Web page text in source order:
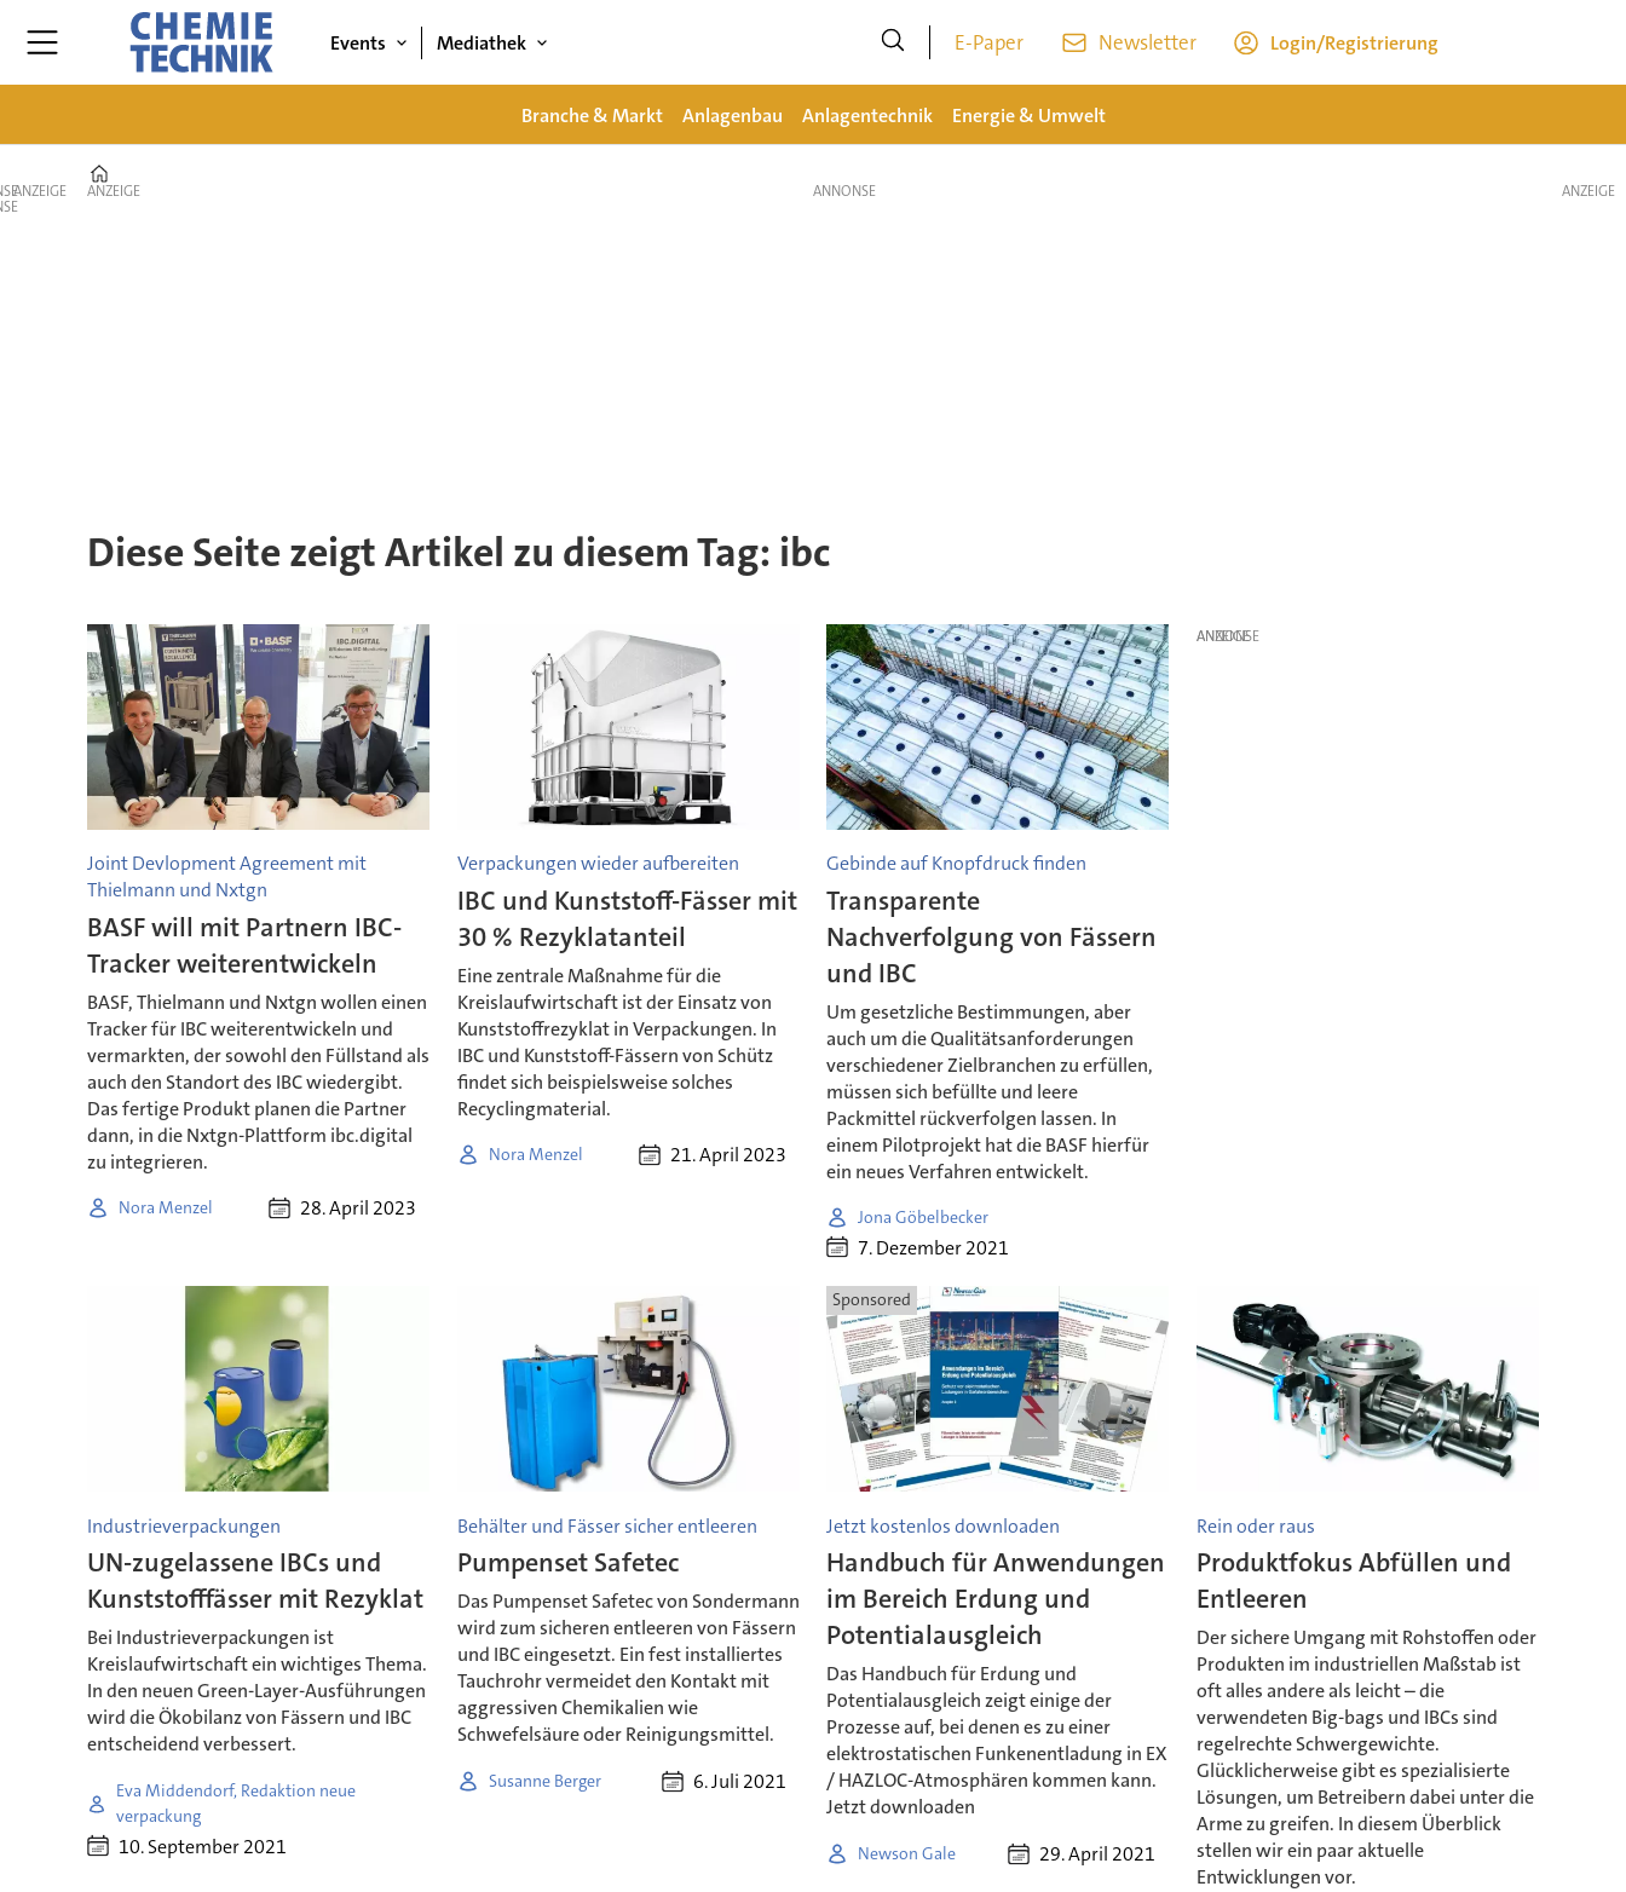
Events Mediathek E-Paper Newsletter Login/Registrierung
Branche & Markt Anlagenbau Anlagentechnik Energie & Umwelt
ANZEIGE ANZEIGE
Diese Seite zeigt Artikel zu diesem Tag: ibc
Joint Devlopment Agreement mit
Thielmann und Nxtgn
BASF will mit Partnern IBC-
Tracker weiterentwickeln
BASF, Thielmann und Nxtgn wollen einen
Tracker für IBC weiterentwickeln und
vermarkten, der sowohl den Füllstand als
auch den Standort des IBC wiedergibt.
Das fertige Produkt planen die Partner
dann, in die Nxtgn-Plattform ibc.digital
zu integrieren.
Nora Menzel 28. April 2023
Verpackungen wieder aufbereiten
IBC und Kunststoff-Fässer mit
30 % Rezyklatanteil
Eine zentrale Maßnahme für die
Kreislaufwirtschaft ist der Einsatz von
Kunststoffrezyklat in Verpackungen. In
IBC und Kunststoff-Fässern von Schütz
findet sich beispielsweise solches
Recyclingmaterial.
Nora Menzel 21. April 2023
Gebinde auf Knopfdruck finden
Transparente
Nachverfolgung von Fässern
und IBC
Um gesetzliche Bestimmungen, aber
auch um die Qualitätsanforderungen
verschiedener Zielbranchen zu erfüllen,
müssen sich befüllte und leere
Packmittel rückverfolgen lassen. In
einem Pilotprojekt hat die BASF hierfür
ein neues Verfahren entwickelt.
Jona Göbelbecker
7. Dezember 2021
ANZEIGE
Industrieverpackungen
UN-zugelassene IBCs und
Kunststofffässer mit Rezyklat
Bei Industrieverpackungen ist
Kreislaufwirtschaft ein wichtiges Thema.
In den neuen Green-Layer-Ausführungen
wird die Ökobilanz von Fässern und IBC
entscheidend verbessert.
Eva Middendorf, Redaktion neue
verpackung
10. September 2021
Behälter und Fässer sicher entleeren
Pumpenset Safetec
Das Pumpenset Safetec von Sondermann
wird zum sicheren entleeren von Fässern
und IBC eingesetzt. Ein fest installiertes
Tauchrohr vermeidet den Kontakt mit
aggressiven Chemikalien wie
Schwefelsäure oder Reinigungsmittel.
Susanne Berger 6. Juli 2021
Sponsored
Jetzt kostenlos downloaden
Handbuch für Anwendungen
im Bereich Erdung und
Potentialausgleich
Das Handbuch für Erdung und
Potentialausgleich zeigt einige der
Prozesse auf, bei denen es zu einer
elektrostatischen Funkenentladung in EX
/ HAZLOC-Atmosphären kommen kann.
Jetzt downloaden
Newson Gale 29. April 2021
Rein oder raus
Produktfokus Abfüllen und
Entleeren
Der sichere Umgang mit Rohstoffen oder
Produkten im industriellen Maßstab ist
oft alles andere als leicht – die
verwendeten Big-bags und IBCs sind
regelrechte Schwergewichte.
Glücklicherweise gibt es spezialisierte
Lösungen, um Betreibern dabei unter die
Arme zu greifen. In diesem Überblick
stellen wir ein paar aktuelle
Entwicklungen vor.
ANZEIGE